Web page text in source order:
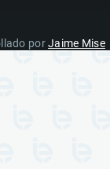
porJaime Mise